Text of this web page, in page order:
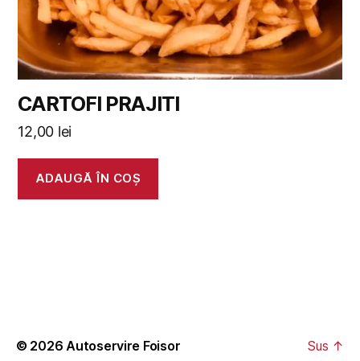
CARTOFI PRAJITI
12,00 lei
ADAUGĂ ÎN COȘ
© 2026 Autoservire Foisor Sus ↑